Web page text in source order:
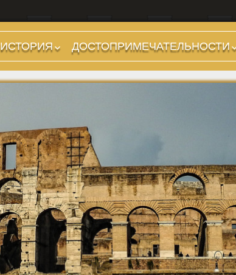
ИСТОРИЯ
Предыстория
Царский период
(509-265 гг до н.э.)
Поздняя Республика
(264-27 гг до н.э.)
Империя. Принципат
(27 г до н.э. — 284 г
н.э.)
Империя. Доминат
(284-476 гг)
Темные Века. Готы
Темные Века.
Экзархат
ДОСТОПРИМЕЧАТЕЛЬНОСТИ
Холмы и остров.
Районы
Стадионы, Термы
Музеи
Дохристианские
храмы
Христианские храмы,
базилики etc.
Дворцы
Арки, колонны и
обелиски
Фонтаны